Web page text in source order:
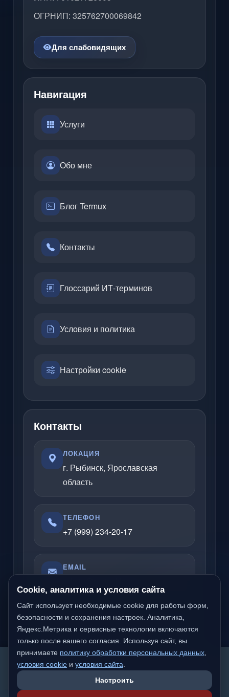
We detected you are likely not from a Russian-
speaking region. Would you like to switch to the
international version of the site?
ОГРНИП: 325762700069842
Для слабовидящих
Навигация
Услуги
Обо мне
Блог Termux
Контакты
Глоссарий ИТ-терминов
Условия и политика
Настройки cookie
Контакты
ЛОКАЦИЯ
г. Рыбинск, Ярославская
область
ТЕЛЕФОН
+7 (999) 234-20-17
EMAIL
Отвечаю по вопросам услуг, сайтов,
серверов, облачных решений и
компьютерной помощи.
Cookie, аналитика и условия сайта
Сайт использует необходимые cookie для работы форм,
безопасности и сохранения настроек. Аналитика,
Яндекс.Метрика и сервисные технологии включаются
только после вашего согласия. Используя сайт, вы
принимаете политику обработки персональных данных
условия cookie и условия сайта
Настроить